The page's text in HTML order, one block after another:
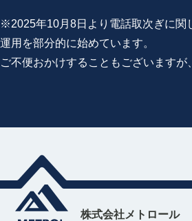
※2025年10月8日より電話取次ぎに関
運用を部分的に始めています。
ご不便おかけすることもございますが
株式会社メトロール